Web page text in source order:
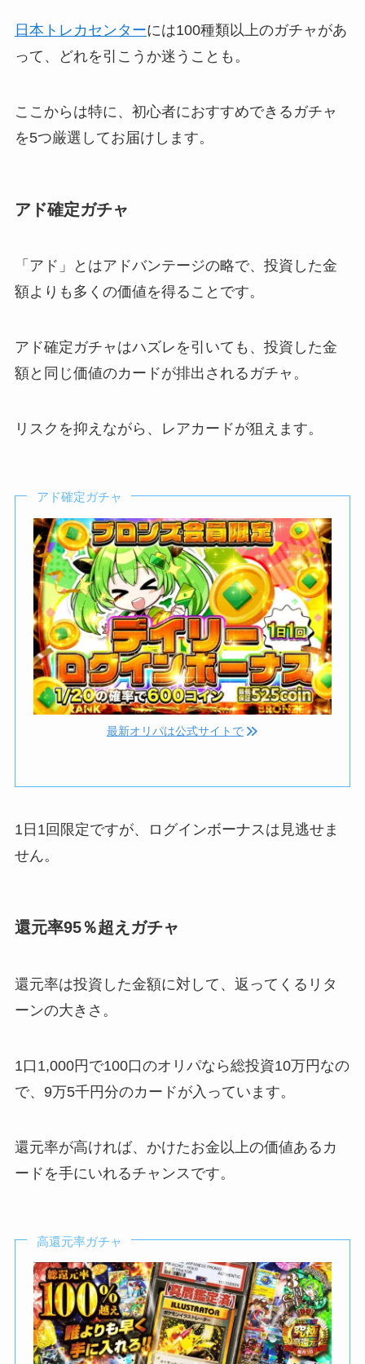
日本トレカセンターには100種類以上のガチャがあ
って、どれを引こうか迷うことも。
ここからは特に、初心者におすすめできるガチャ
を5つ厳選してお届けします。
アド確定ガチャ
「アド」とはアドバンテージの略で、投資した金
額よりも多くの価値を得ることです。
アド確定ガチャはハズレを引いても、投資した金
額と同じ価値のカードが排出されるガチャ。
リスクを抑えながら、レアカードが狙えます。
アド確定ガチャ
最新オリパは公式サイトで
1日1回限定ですが、ログインボーナスは見逃せま
せん。
還元率95％超えガチャ
還元率は投資した金額に対して、返ってくるリタ
ーンの大きさ。
1口1,000円で100口のオリパなら総投資10万円なの
で、9万5千円分のカードが入っています。
還元率が高ければ、かけたお金以上の価値あるカ
ードを手にいれるチャンスです。
高還元率ガチャ